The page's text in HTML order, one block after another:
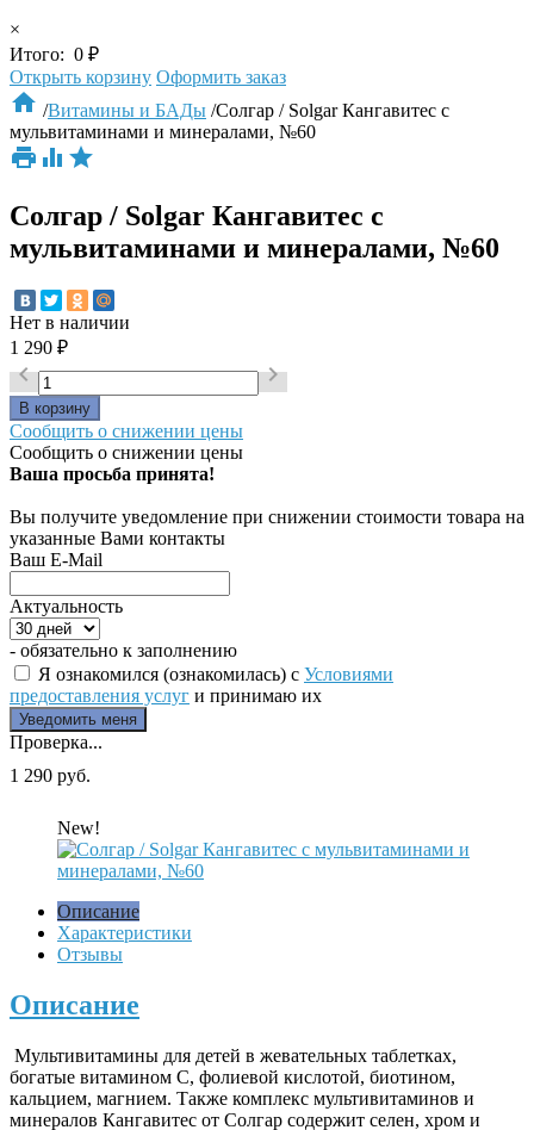
×
Итого: 0 ₽
Открыть корзину Оформить заказ
 /Витамины и БАДы /Солгар / Solgar Кангавитес с
мульвитаминами и минералами, №60
  
Солгар / Solgar Кангавитес с
мульвитаминами и минералами, №60
Нет в наличии
1 290 ₽
 
Сообщить о снижении цены
Сообщить о снижении цены
Ваша просьба принята!
Вы получите уведомление при снижении стоимости товара на
указанные Вами контакты
Ваш E-Mail
Актуальность
- обязательно к заполнению
Я ознакомился (ознакомилась) с Условиями
предоставления услуг и принимаю их
Проверка...
1 290 руб.
New!
Описание
Характеристики
Отзывы
Описание
Мультивитамины для детей в жевательных таблетках,
богатые витамином С, фолиевой кислотой, биотином,
кальцием, магнием. Также комплекс мультивитаминов и
минералов Кангавитес от Солгар содержит селен, хром и